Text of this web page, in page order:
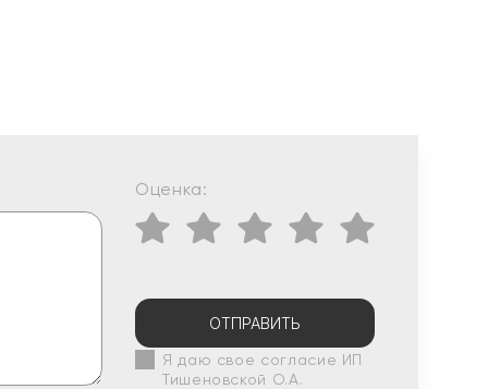
Оценка:
ОТПРАВИТЬ
Я даю свое согласие ИП
Тишеновской О.А.